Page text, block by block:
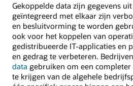
Gekoppelde data zijn gegevens
geïntegreerd met elkaar zijn
en besluitvorming te worden
ook voor het koppelen van
gedistribueerde IT-applicaties en
en gedrag te verbeteren.
data gebruiken om een
te krijgen van de algehele